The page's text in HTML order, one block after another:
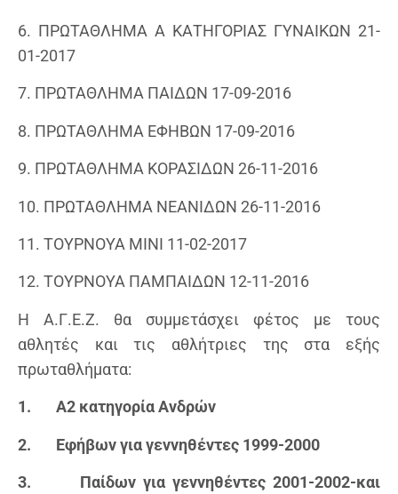
6. ΠΡΩΤΑΘΛΗΜΑ Α ΚΑΤΗΓΟΡΙΑΣ ΓΥΝΑΙΚΩΝ 21-
01-2017
7. ΠΡΩΤΑΘΛΗΜΑ ΠΑΙΔΩΝ 17-09-2016
8. ΠΡΩΤΑΘΛΗΜΑ ΕΦΗΒΩΝ 17-09-2016
9. ΠΡΩΤΑΘΛΗΜΑ ΚΟΡΑΣΙΔΩΝ 26-11-2016
10. ΠΡΩΤΑΘΛΗΜΑ ΝΕΑΝΙΔΩΝ 26-11-2016
11. ΤΟΥΡΝΟΥΑ ΜΙΝΙ 11-02-2017
12. ΤΟΥΡΝΟΥΑ ΠΑΜΠΑΙΔΩΝ 12-11-2016
Η Α.Γ.Ε.Ζ. θα συμμετάσχει φέτος με τους
αθλητές και τις αθλήτριες της στα εξής
πρωταθλήματα:
1. Α2 κατηγορία Ανδρών
2. Εφήβων για γεννηθέντες 1999-2000
3. Παίδων για γεννηθέντες 2001-2002-και